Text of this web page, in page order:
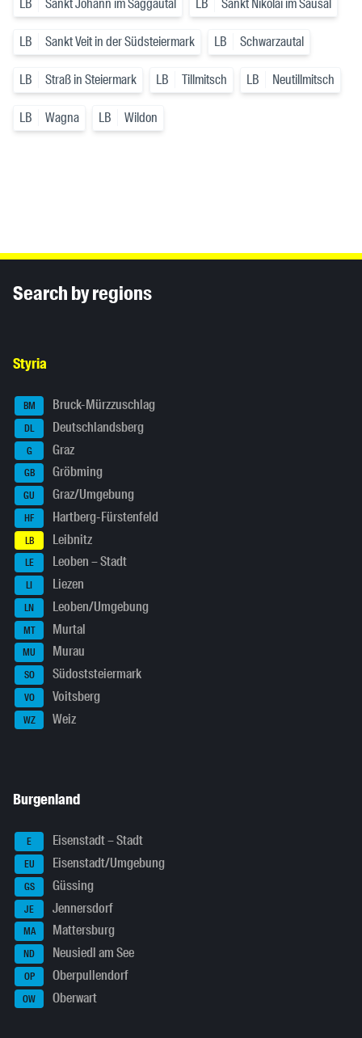
LB Sankt Johann im Saggautal LB Sankt Nikolai im Sausal
LB Sankt Veit in der Südsteiermark LB Schwarzautal
LB Straß in Steiermark LB Tillmitsch LB Neutillmitsch
LB Wagna LB Wildon
Search by regions
Styria
BM Bruck-Mürzzuschlag
DL Deutschlandsberg
G Graz
GB Gröbming
GU Graz/Umgebung
HF Hartberg-Fürstenfeld
LB Leibnitz
LE Leoben – Stadt
LI Liezen
LN Leoben/Umgebung
MT Murtal
MU Murau
SO Südoststeiermark
VO Voitsberg
WZ Weiz
Burgenland
E Eisenstadt – Stadt
EU Eisenstadt/Umgebung
GS Güssing
JE Jennersdorf
MA Mattersburg
ND Neusiedl am See
OP Oberpullendorf
OW Oberwart